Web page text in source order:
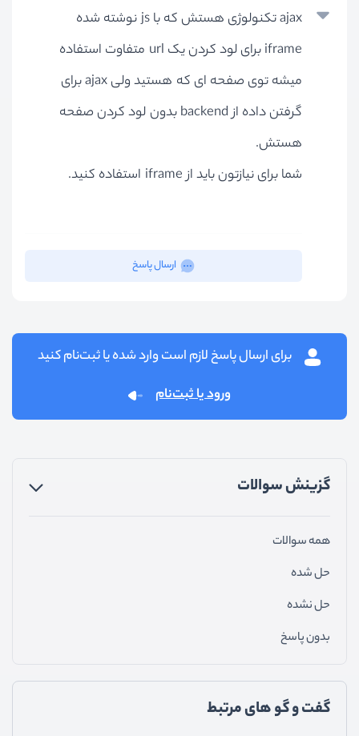
گزینش سوالات
همه سوالات
حل شده
حل نشده
بدون پاسخ
گفت و گو های مرتبط
ajax تکنولوژی هستش که با js نوشته شده
iframe برای لود کردن یک url متفاوت استفاده
میشه توی صفحه ای که هستید ولی ajax برای
گرفتن داده از backend بدون لود کردن صفحه
هستش.
شما برای نیازتون باید از iframe استفاده کنید.
ارسال پاسخ
برای ارسال پاسخ لازم است وارد شده یا ثبت‌نام کنید
ورود یا ثبت‌نام